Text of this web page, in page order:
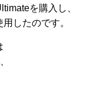
を購入し、
したのです。